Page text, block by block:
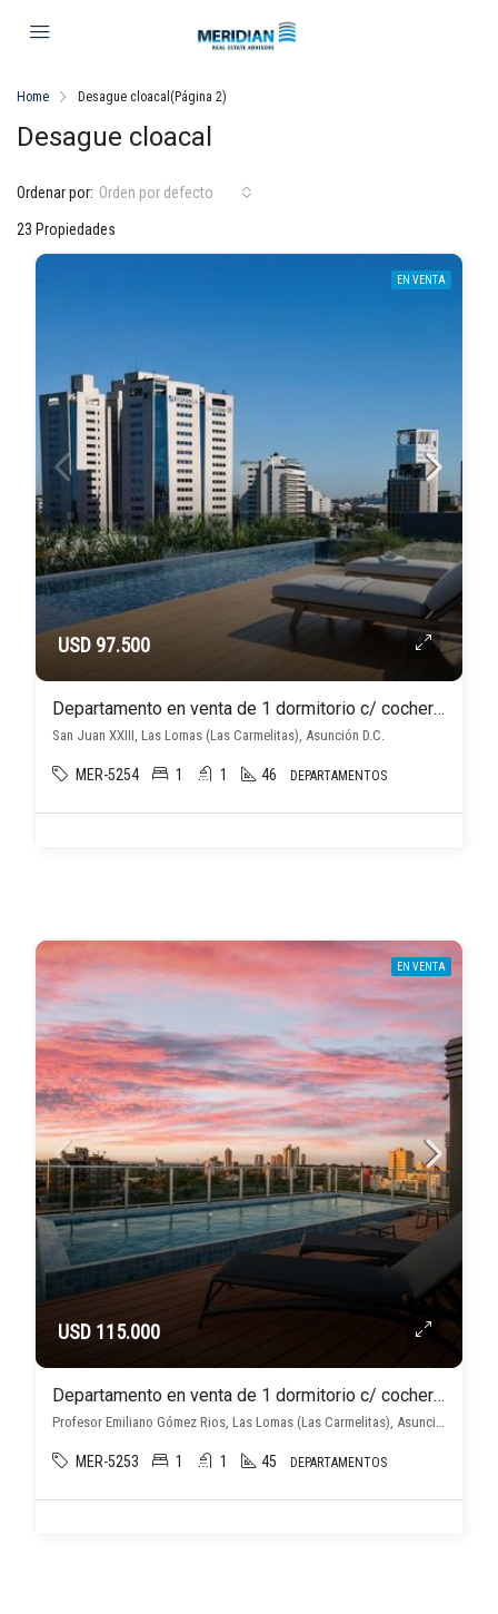
Home Desague cloacal (Página 2)
Desague cloacal
23 Propiedades
Ordenar por: Orden por defecto
EN VENTA
USD 97.500
Departamento en venta de 1 dormitorio c/ cochera en Las Lomas (Las Carmelitas)
San Juan XXIII, Las Lomas (Las Carmelitas), Asunción D.C.
MER-5254 1 1 46 DEPARTAMENTOS
EN VENTA
USD 115.000
Departamento en venta de 1 dormitorio c/ cochera en Las Lomas (Las Carmelitas)
Profesor Emiliano Gómez Rios, Las Lomas (Las Carmelitas), Asunción D.C.
MER-5253 1 1 45 DEPARTAMENTOS